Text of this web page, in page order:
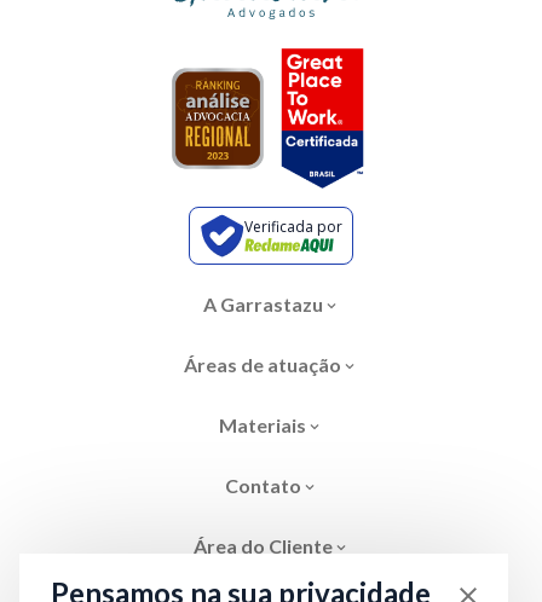
Verificada por
A Garrastazu
Áreas de atuação
Materiais
Contato
Área do Cliente
Pensamos na sua privacidade